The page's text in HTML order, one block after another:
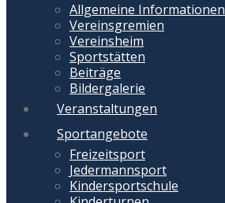
Allgemeine Informationen
Vereinsgremien
Vereinsheim
Sportstätten
Beiträge
Bildergalerie
Veranstaltungen
Sportangebote
Freizeitsport
Jedermannsport
Kindersportschule